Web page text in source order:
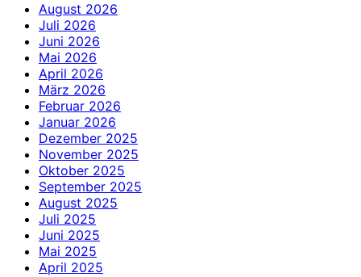
August 2026
Juli 2026
Juni 2026
Mai 2026
April 2026
März 2026
Februar 2026
Januar 2026
Dezember 2025
November 2025
Oktober 2025
September 2025
August 2025
Juli 2025
Juni 2025
Mai 2025
April 2025